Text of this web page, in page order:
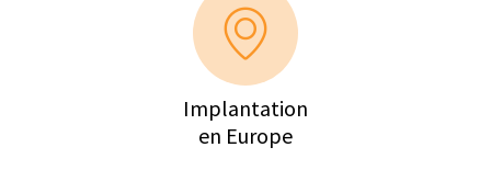
Implantation
en Europe